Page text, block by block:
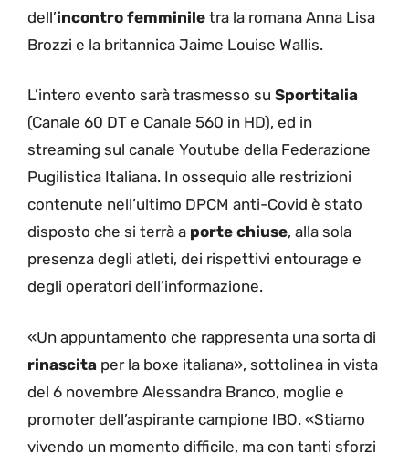
dell’incontro femminile tra la romana Anna Lisa
Brozzi e la britannica Jaime Louise Wallis.
L’intero evento sarà trasmesso su Sportitalia
(Canale 60 DT e Canale 560 in HD), ed in
streaming sul canale Youtube della Federazione
Pugilistica Italiana. In ossequio alle restrizioni
contenute nell’ultimo DPCM anti-Covid è stato
disposto che si terrà a porte chiuse, alla sola
presenza degli atleti, dei rispettivi entourage e
degli operatori dell’informazione.
«Un appuntamento che rappresenta una sorta di
rinascita per la boxe italiana», sottolinea in vista
del 6 novembre Alessandra Branco, moglie e
promoter dell’aspirante campione IBO. «Stiamo
vivendo un momento difficile, ma con tanti sforzi